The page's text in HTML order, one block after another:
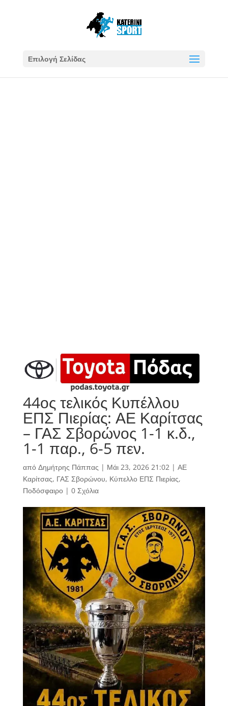
Επιλογή Σελίδας
44ος τελικός Κυπέλλου
ΕΠΣ Πιερίας: ΑΕ Καρίτσας
– ΓΑΣ Σβορώνος 1-1 κ.δ.,
1-1 παρ., 6-5 πεν.
από Δημήτρης Πάππας | Μάι 23, 2026 21:02| ΑΕ
Καρίτσας, ΓΑΣ Σβορώνου, Κύπελλο ΕΠΣ Πιερίας,
Ποδόσφαιρο| 0 Σχόλια